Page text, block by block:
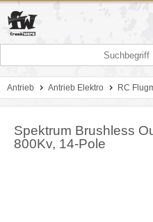
Antrieb Antrieb Elektro RC
Spektrum Brushless
800Kv, 14-Pole